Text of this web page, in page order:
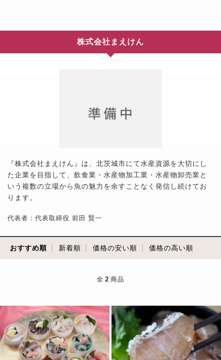
株式会社まえけん
『株式会社まえけん』は、北茨城市にて水産資源を大切にし
た企業を目指して、飲食業・水産物加工業・水産物卸売業と
いう複数の立場から魚の魅力を余すことなく発信し続けてお
ります。
代表者：代表取締役 前田 賢一
おすすめ順 新着順 価格の安い順 価格の高い順
全 2 商品